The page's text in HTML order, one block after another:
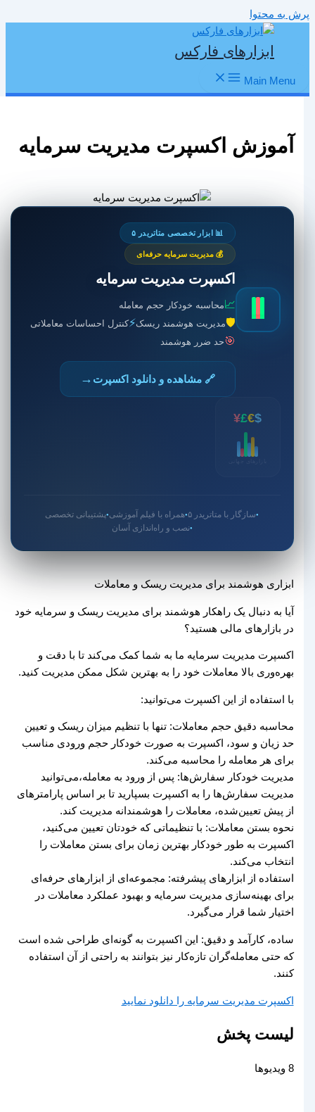
پرش به محتوا
ابزارهای فارکس
Main Menu
آموزش اکسپرت مدیریت سرمایه
📊 ابزار تخصصی متاتریدر ۵
💰 مدیریت سرمایه حرفه‌ای
اکسپرت مدیریت سرمایه
📈محاسبه خودکار حجم معامله
🛡️ مدیریت هوشمند ریسک⚡کنترل احساسات معاملاتی
🎯حد ضرر هوشمند
🔗 مشاهده و دانلود اکسپرت→
$
€
£
¥
بازارهای جهانی
سازگار با متاتریدر ۵ ●همراه با فیلم آموزشی پشتیبانی تخصصی
نصب و راه‌اندازی آسان
ابزاری هوشمند برای مدیریت ریسک و معاملات
آیا به دنبال یک راهکار هوشمند برای مدیریت ریسک و سرمایه خود
در بازارهای مالی هستید؟
اکسپرت مدیریت سرمایه ما به شما کمک می‌کند تا با دقت و
بهره‌وری بالا معاملات خود را به بهترین شکل ممکن مدیریت کنید.
با استفاده از این اکسپرت می‌توانید:
محاسبه دقیق حجم معاملات: تنها با تنظیم میزان ریسک و تعیین
حد زیان و سود، اکسپرت به صورت خودکار حجم ورودی مناسب
برای هر معامله را محاسبه می‌کند.
مدیریت خودکار سفارش‌ها: پس از ورود به معامله،می‌توانید
مدیریت سفارش‌ها را به اکسپرت بسپارید تا بر اساس پارامترهای
از پیش تعیین‌شده، معاملات را هوشمندانه مدیریت کند.
نحوه بستن معاملات: با تنظیماتی که خودتان تعیین می‌کنید،
اکسپرت به طور خودکار بهترین زمان برای بستن معاملات را
انتخاب می‌کند.
استفاده از ابزارهای پیشرفته: مجموعه‌ای از ابزارهای حرفه‌ای
برای بهینه‌سازی مدیریت سرمایه و بهبود عملکرد معاملات در
اختیار شما قرار می‌گیرد.
ساده، کارآمد و دقیق: این اکسپرت به گونه‌ای طراحی شده است
که حتی معامله‌گران تازه‌کار نیز بتوانند به راحتی از آن استفاده
کنند.
اکسپرت مدیریت سرمایه را دانلود نمایید
لیست پخش
8 ویدیوها